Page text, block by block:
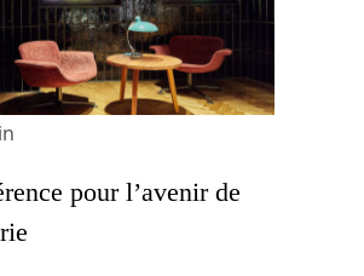
pour l’avenir de